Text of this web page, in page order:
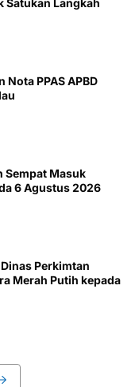
PPAS APBD
Sempat Masuk
6 Agustus 2026
Perkimtan
Merah Putih kepada